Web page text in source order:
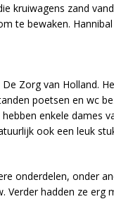
kruiwagens zand
te bewaken.
Zorg van Holland.
poetsen en wc
enkele dames
ook een leuk
onderdelen, onder
hadden ze erg